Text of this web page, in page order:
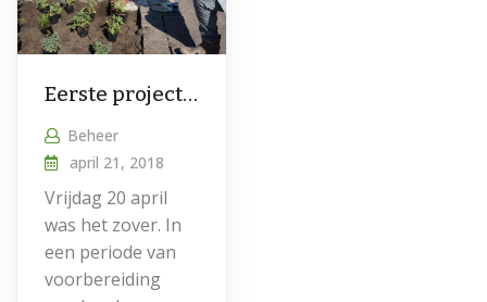
Eerste project vergroening MAAK-terrein overgedragen
Beheer
april 21, 2018
Vrijdag 20 april
was het zover. In
een periode van
voorbereiding